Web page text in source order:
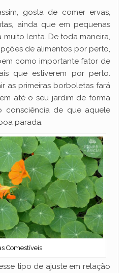
gosta de comer ervas,
ainda que em pequenas
lenta. De toda maneira,
de alimentos por perto,
como importante fator de
que estiverem por perto.
as primeiras borboletas fará
até o seu jardim de forma
consciência de que aquele
parada.
Comestíveis
tipo de ajuste em relação